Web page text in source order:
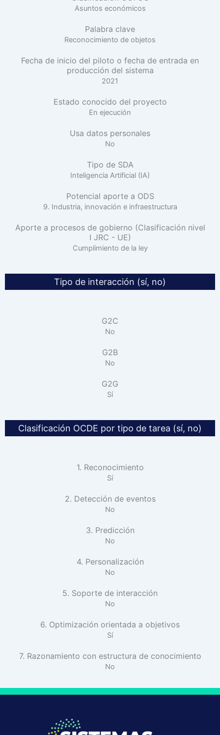
Asuntos económicos
Palabra clave
Reconocimiento de objetos
Fecha de inicio del piloto o fecha de entrada en
producción del sistema
2021
Estado conocido del proyecto
En ejecución
Usa datos personales
No
Tipo de SDA
Inteligencia Artificial (IA)
Potencial aporte a ODS
9. Industria, innovación e infraestructura
Aporte a procesos de gobierno (Clasificación nivel
I JRC - UE)
Cumplimiento de la ley
Tipo de interacción (sí, no)
G2C
No
G2B
No
G2G
Sí
Clasificación OCDE por tipo de tarea (sí, no)
1. Reconocimiento
Sí
2. Detección de eventos
No
3. Predicción
No
4. Personalización
No
5. Soporte de interacción
No
6. Optimización orientada a objetivos
Sí
7. Razonamiento con estructura de conocimiento
No